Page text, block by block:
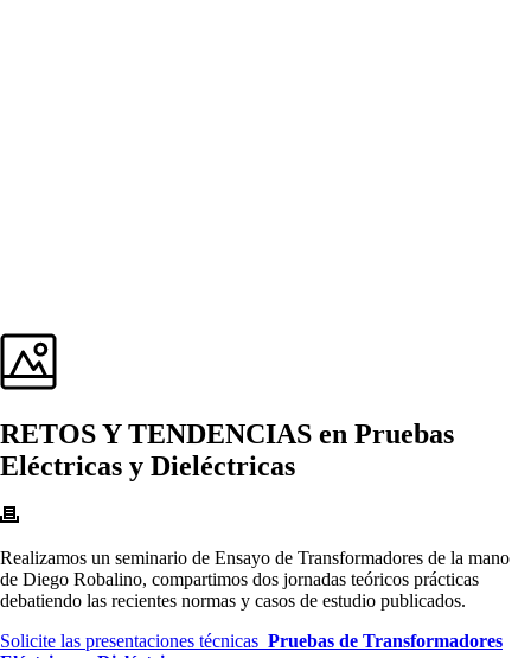
RETOS Y TENDENCIAS en Pruebas
Eléctricas y Dieléctricas
Realizamos un seminario de Ensayo de Transformadores de la mano
de Diego Robalino, compartimos dos jornadas teóricos prácticas
debatiendo las recientes normas y casos de estudio publicados.
Solicite las presentaciones técnicas Pruebas de Transformadores